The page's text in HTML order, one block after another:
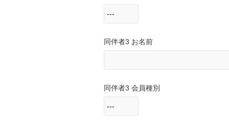
同伴者3 お名前
同伴者3 会員種別